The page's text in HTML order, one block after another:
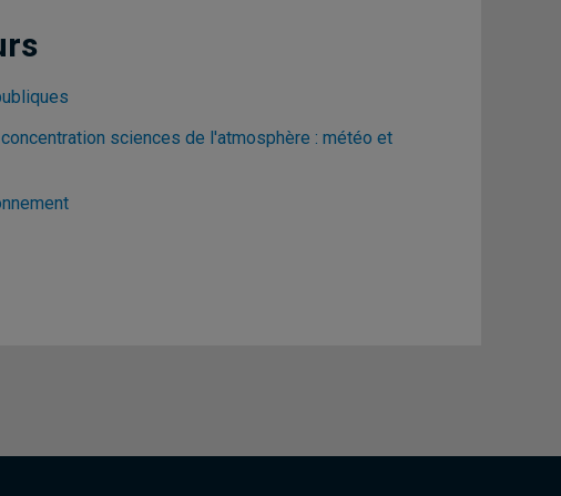
sciences de l'atmosphère : météo et